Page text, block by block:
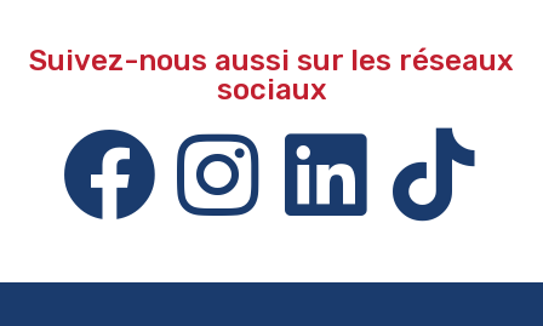
Suivez-nous aussi sur les réseaux
sociaux